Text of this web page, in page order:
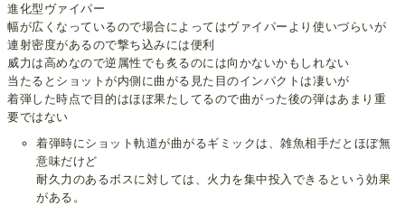
進化型ヴァイパー
幅が広くなっているので場合によってはヴァイパーより使いづらいが
連射密度があるので撃ち込みには便利
威力は高めなので逆属性でも炙るのには向かないかもしれない
当たるとショットが内側に曲がる見た目のインパクトは凄いが
着弾した時点で目的はほぼ果たしてるので曲がった後の弾はあまり重
要ではない
着弾時にショット軌道が曲がるギミックは、雑魚相手だとほぼ無
意味だけど
耐久力のあるボスに対しては、火力を集中投入できるという効果
がある。